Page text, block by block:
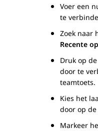
Voer een
te
Zoek naar
Recente
Druk op
door te
teamtoets.
Kies het
door op de
Markeer